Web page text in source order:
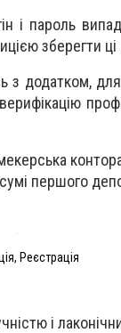
і пароль
зберегти
з додатком,
першого
Реєстрація
і